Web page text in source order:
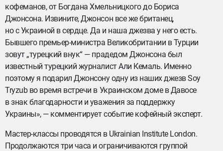
кофеманов, от Богдана Хмельницкого до Бориса
Джонсона. Извините, Джонсон все же британец,
но с Украиной в сердце. Да и наша джезва у него есть.
Бывшего премьер-министра Великобритании в Турции
зовут „турецкий внук“ — прадедом Джонсона был
известный турецкий журналист Али Кемаль. Именно
поэтому я подарил Джонсону одну из наших джезв Soy
Tryzub во время встречи в Украинском доме в Давосе
в знак благодарности и уважения за поддержку
Украины», — комментирует событие кофейный эксперт.
Мастер-классы проводятся в Ukrainian Institute London.
Продолжаются три часа и ограничиваются группой